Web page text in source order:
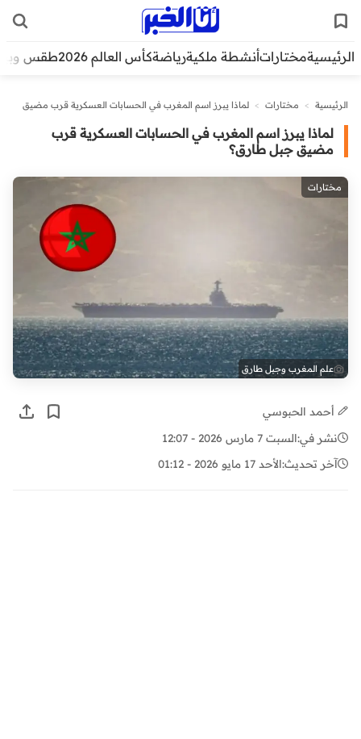
الرئيسيةمختاراتأنشطة ملكيةرياضةكأس العالم 2026 طقس
الرئيسية > مختارات > لماذا يبرز اسم المغرب في الحسابات العسكرية قرب مضيق
لماذا يبرز اسم المغرب في الحسابات العسكرية قرب
مضيق جبل طارق؟
مختارات
علم المغرب وجبل طارق
أحمد الحبوسي
نشر في:السبت 7 مارس 2026 - 12:07
آخر تحديث:الأحد 17 مايو 2026 - 01:12